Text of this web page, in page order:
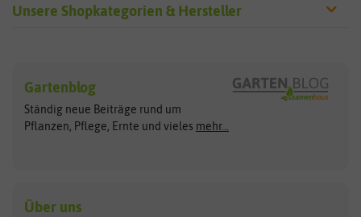
Unsere Shopkategorien & Hersteller
Exotische Samen
Gemüsesamen
Gründünger
Kräutersamen
Arche Noah
ASB Greenworld
Benary
Clever Pots
COMPO
Gartenblog
Ständig neue Beiträge rund um
Pflanzen, Pflege, Ernte und vieles mehr...
Über uns